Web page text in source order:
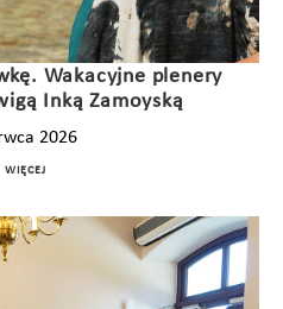
Wakacyjne plenery
Inką Zamoyską
2026
WIĘCEJ